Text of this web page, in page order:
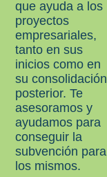
que ayuda a los
proyectos
empresariales,
tanto en sus
inicios como en
su consolidación
posterior. Te
asesoramos y
ayudamos para
conseguir la
subvención para
los mismos.